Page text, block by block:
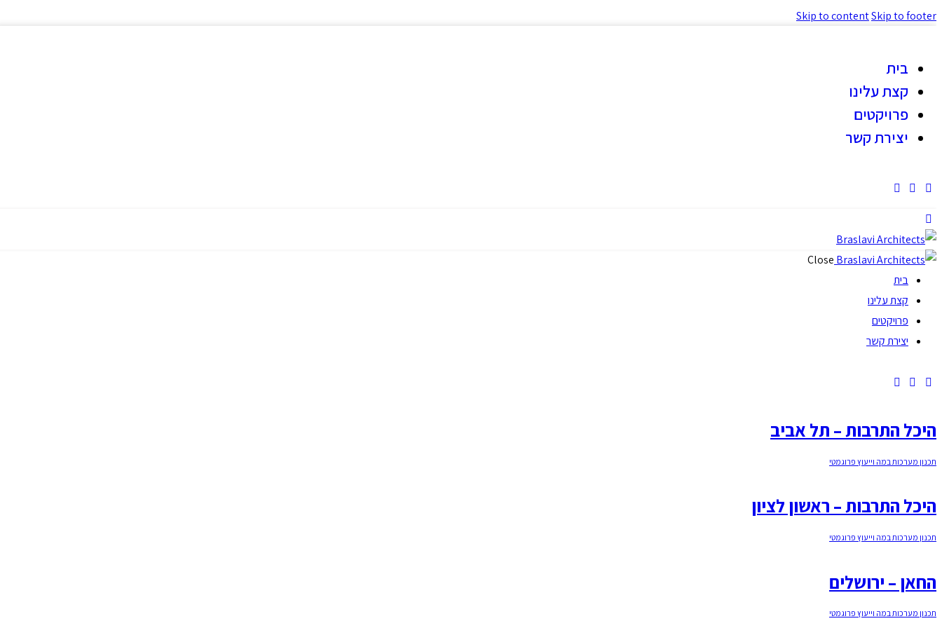
Skip to contentSkip to footer
בית
קצת עלינו
פרויקטים
יצירת קשר
Close
בית
קצת עלינו
פרויקטים
יצירת קשר
היכל התרבות – תל אביב
תכנון מערכות במה וייעוץ פרוגמטי
היכל התרבות – ראשון לציון
תכנון מערכות במה וייעוץ פרוגמטי
החאן – ירושלים
תכנון מערכות במה וייעוץ פרוגמטי